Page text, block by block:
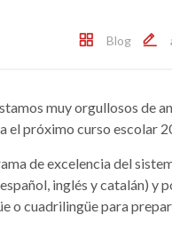
Blog
muy orgullosos de
el próximo curso escolar
de excelencia del
inglés y catalán) y
o cuadrilingüe para